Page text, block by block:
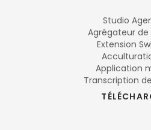
Studio
Agrégateur de
Extension
Application
Transcription